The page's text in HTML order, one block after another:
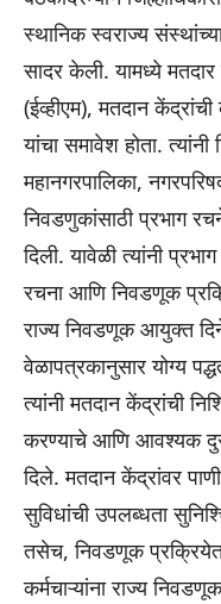
स्थानिक स्वराज्य
सादर केली. यामध्ये
(ईव्हीएम), मतदान
यांचा समावेश होता.
महानगरपालिका,
निवडणुकांसाठी प्रभाग
दिली. यावेळी त्यांनी
रचना आणि निवडणूक
राज्य निवडणूक आयुक्त
वेळापत्रकानुसार योग्य
त्यांनी मतदान केंद्रांची
करण्याचे आणि आवश्यक
दिले. मतदान केंद्रांवर
सुविधांची उपलब्धता
तसेच, निवडणूक प्रक्रियेत
कर्मचाऱ्यांना राज्य